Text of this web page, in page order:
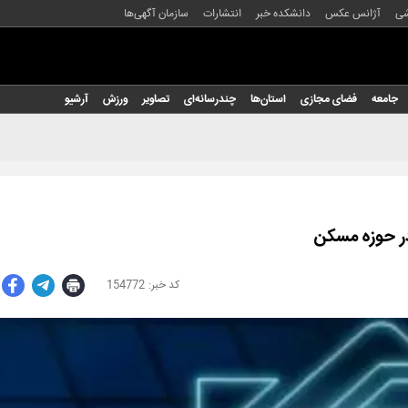
آژانس عکس دانشکده خبر انتشارات سازمان آگهی‌ها
جامعه فضای مجازی استان‌ها چندرسانه‌ای تصاویر ورزش آرشیو
حوزه مسکن
154772